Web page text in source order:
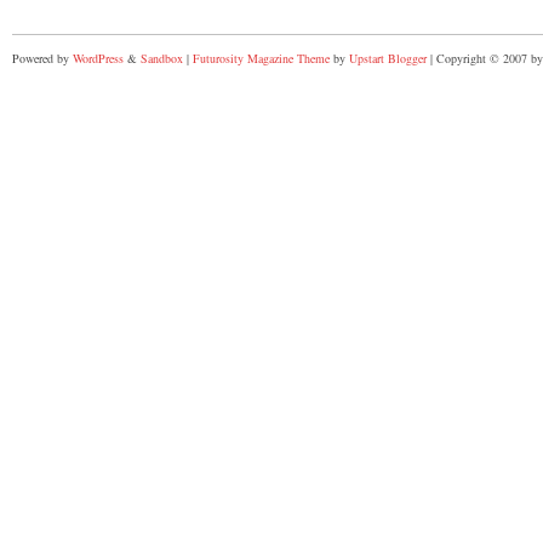
Powered by WordPress & Sandbox | Futurosity Magazine Theme by Upstart Blogger| Copyright © 2007 by